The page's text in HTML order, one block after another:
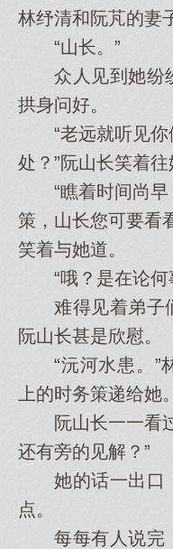
林纾清和阮芃的妻
“山长。”
众人见到她纷
拱身问好。
“老远就听见你
处？”阮山长笑着往
“瞧着时间尚早
策，山长您可要看
笑着与她道。
“哦？是在论何
难得见着弟子们
阮山长甚是欣慰。
“沅河水患。”
上的时务策递给她。
阮山长一一看过
还有旁的见解？”
她的话一出口
点。
每每有人说完，